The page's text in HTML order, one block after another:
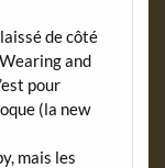
de côté
and
pour
(la new
mais les